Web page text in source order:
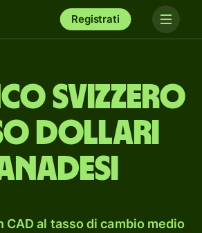
Registrati
svizzero
dollari
CAD al tasso di cambio medio